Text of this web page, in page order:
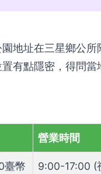
地址在三星鄉公
有點隱密，得問當
營業時間
臺幣 9:00-17:00 (